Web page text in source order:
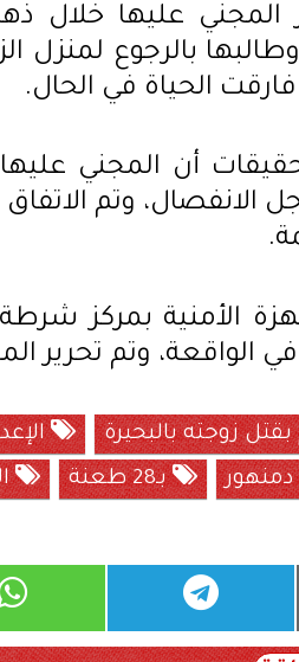
المجني عليها خلال
بالرجوع لمنزل
الحياة في الحال.
أن المجني
الانفصال، وتم
الأمنية بمركز
الواقعة، وتم تحرير
زوجته بالبحيرة
بـ28 طعنة